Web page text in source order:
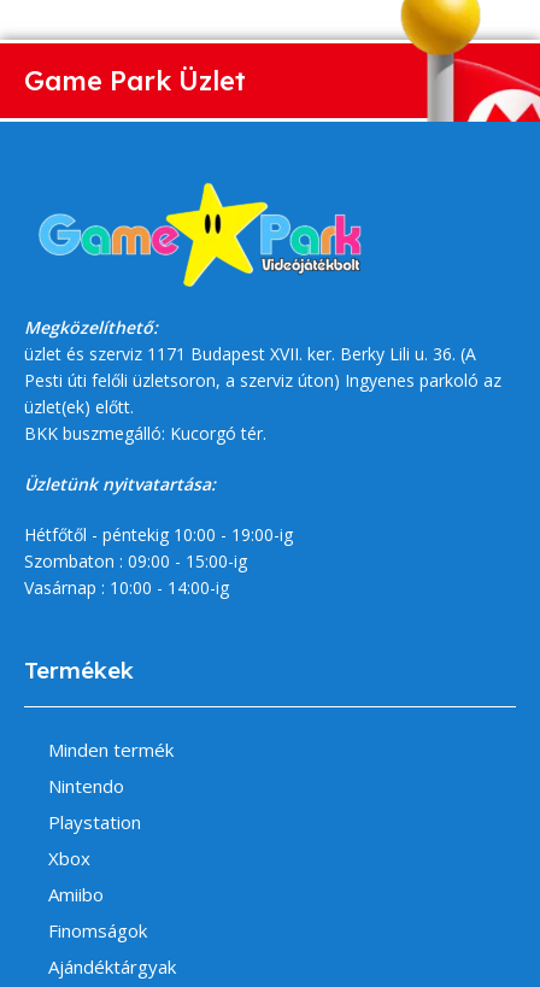
Game Park Üzlet
Megközelíthető:
üzlet és szerviz 1171 Budapest XVII. ker. Berky Lili u. 36. (A
Pesti úti felőli üzletsoron, a szerviz úton) Ingyenes parkoló az
üzlet(ek) előtt.
BKK buszmegálló: Kucorgó tér.
Üzletünk nyitvatartása:
Hétfőtől - péntekig 10:00 - 19:00-ig
Szombaton : 09:00 - 15:00-ig
Vasárnap : 10:00 - 14:00-ig
Termékek
Minden termék
Nintendo
Playstation
Xbox
Amiibo
Finomságok
Ajándéktárgyak